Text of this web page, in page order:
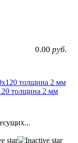
0.00 руб.
толщина 2 мм